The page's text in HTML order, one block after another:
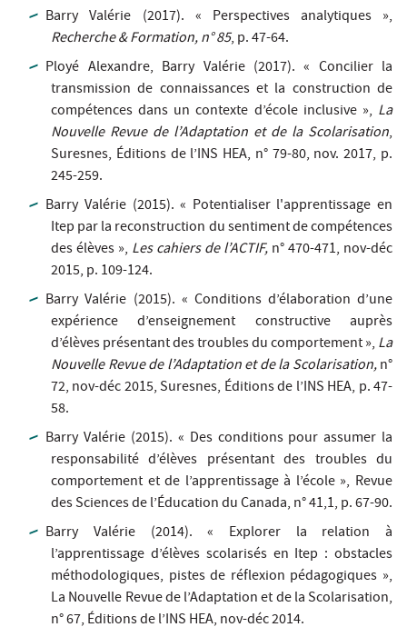
Barry Valérie (2017). « Perspectives analytiques »,
Recherche & Formation, n° 85, p. 47-64.
Ployé Alexandre, Barry Valérie (2017). « Concilier la
transmission de connaissances et la construction de
compétences dans un contexte d’école inclusive », La
Nouvelle Revue de l’Adaptation et de la Scolarisation,
Suresnes, Éditions de l’INS HEA, n° 79-80, nov. 2017, p.
245-259.
Barry Valérie (2015). « Potentialiser l'apprentissage en
Itep par la reconstruction du sentiment de compétences
des élèves », Les cahiers de l’ACTIF, n° 470-471, nov-déc
2015, p. 109-124.
Barry Valérie (2015). « Conditions d’élaboration d’une
expérience d’enseignement constructive auprès
d’élèves présentant des troubles du comportement », La
Nouvelle Revue de l’Adaptation et de la Scolarisation,n°
72, nov-déc 2015, Suresnes, Éditions de l’INS HEA, p. 47-
58.
Barry Valérie (2015). « Des conditions pour assumer la
responsabilité d’élèves présentant des troubles du
comportement et de l’apprentissage à l’école », Revue
des Sciences de l’Éducation du Canada, n° 41,1, p. 67-90.
Barry Valérie (2014). « Explorer la relation à
l’apprentissage d’élèves scolarisés en Itep : obstacles
méthodologiques, pistes de réflexion pédagogiques »,
La Nouvelle Revue de l’Adaptation et de la Scolarisation,
n° 67, Éditions de l’INS HEA, nov-déc 2014.